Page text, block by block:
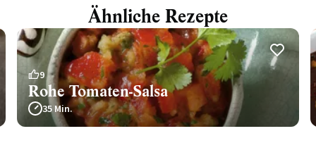
Ähnliche Rezepte
9
Rohe Tomaten-Salsa
35 Min.